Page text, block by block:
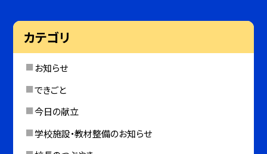
カテゴリ
お知らせ
できごと
今日の献立
学校施設・教材整備のお知らせ